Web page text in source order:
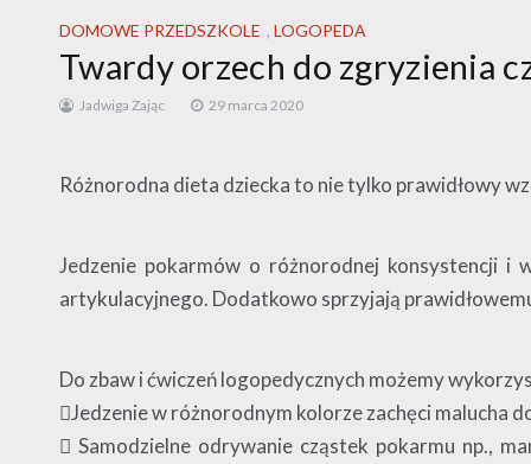
DOMOWE PRZEDSZKOLE , LOGOPEDA
Twardy orzech do zgryzienia
Jadwiga Zając 29 marca 2020
Różnorodna dieta dziecka to nie tylko prawidłowy
Jedzenie pokarmów o różnorodnej konsystencji i
artykulacyjnego. Dodatkowo sprzyjają
Do zbaw i ćwiczeń logopedycznych możemy
Jedzenie w różnorodnym kolorze zachęci malucha
 Samodzielne odrywanie cząstek pokarmu np.,